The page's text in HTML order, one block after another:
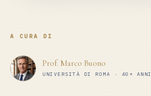
A CURA DI
Prof. Marco Buono
UNIVERSITÀ DI ROMA · 40+ ANNI